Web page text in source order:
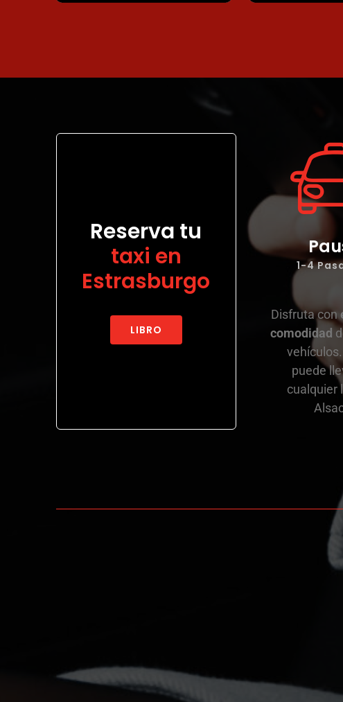
Reserva tu
taxi en
Estrasburgo
LIBRO
1-4
Disfruta con
comodidad
puede
cualquier